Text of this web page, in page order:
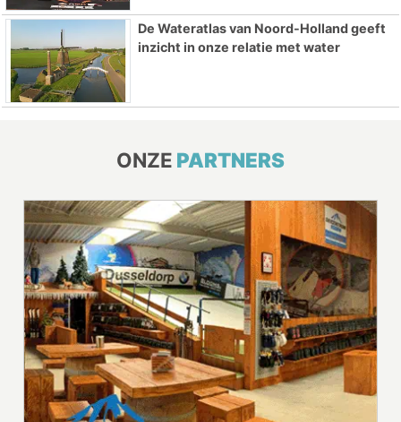
De Wateratlas van Noord-Holland geeft
inzicht in onze relatie met water
ONZE PARTNERS